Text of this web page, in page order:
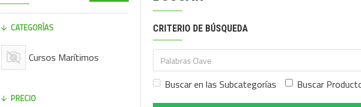
PRECIO
CATEGORÍAS
Cursos Marítimos
CRITERIO DE BÚSQUEDA
Buscar en las Subcategorías Buscar